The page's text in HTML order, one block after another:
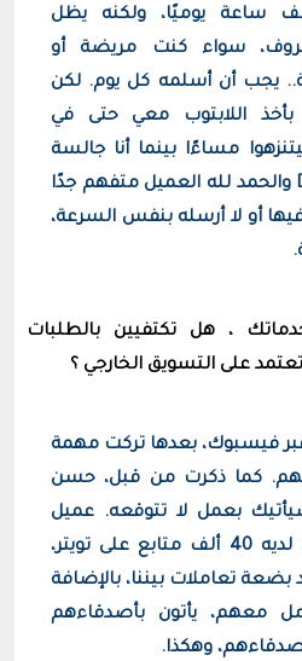
ساعة يوميًا، ولكنه يظل
سواء كنت مريضة أو
يجب أن أسلمه كل يوم. لكن
اللابتوب معي حتى في
مساءًا بينما أنا جالسة
باللابتوب لأنهي العمل :D والحمد لله العميل متفهم جدًا
أو لا أرسله بنفس السرعة،
، هل تكتفيين بالطلبات
على التسويق الخارجي ؟
فيسبوك، بعدها تركت مهمة
كما ذكرت من قبل، حسن
سيأتيك بعمل لا تتوقعه. عميل
عندي مصور فوتوغرافي لديه 40 ألف متابع على تويتر،
تعاملات بيننا، بالإضافة
معهم، يأتون بأصدقاءهم
وهكذا.